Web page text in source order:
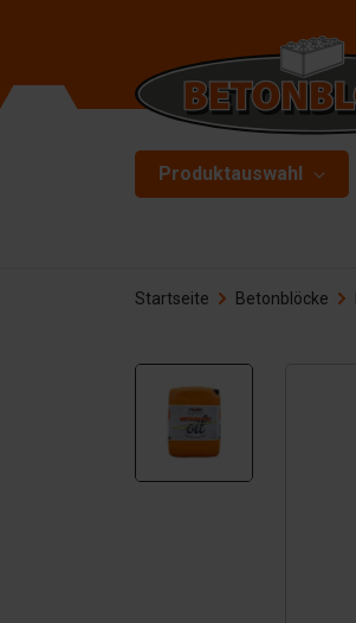
Produktauswahl
Starterpaket
Formliners
Barrieren
Betonplatten
Startseite Betonblöcke